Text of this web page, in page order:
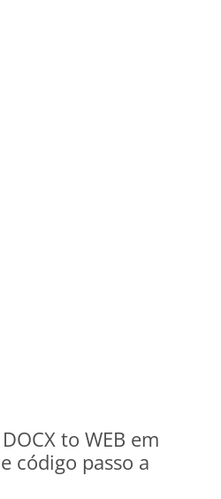
to WEB em
código passo a